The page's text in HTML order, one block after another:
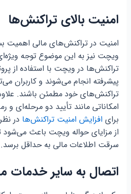
امنیت بالای تراکنش‌ها
امنیت در تراکنش‌های مالی اهمیت
ویچت نیز به این موضوع توجه
تراکنش‌ها در ویچت با استفاده از
پیشرفته انجام می‌شوند و کاربران
تراکنش‌های خود مطمئن باشند.
امکاناتی مانند تأیید دو مرحله‌ای
برایافزایش امنیت تراکنش‌ها در
از مزایای حواله ویچت باعث می‌شود
سرقت اطلاعات مالی به حداقل برسد.
اتصال به سایر خدمات